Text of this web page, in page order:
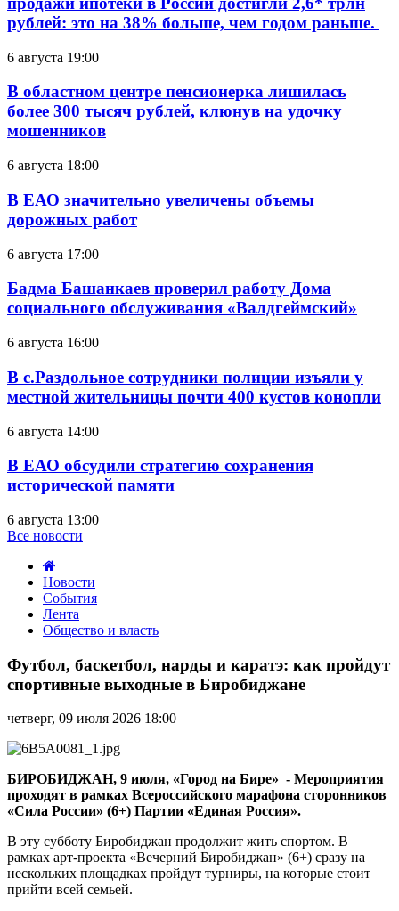
рублей: это на 38% больше, чем годом раньше.
6 августа 19:00
В областном центре пенсионерка лишилась
более 300 тысяч рублей, клюнув на удочку
мошенников
6 августа 18:00
В ЕАО значительно увеличены объемы
дорожных работ
6 августа 17:00
Бадма Башанкаев проверил работу Дома
социального обслуживания «Валдгеймский»
6 августа 16:00
В с.Раздольное сотрудники полиции изъяли у
местной жительницы почти 400 кустов конопли
6 августа 14:00
В ЕАО обсудили стратегию сохранения
исторической памяти
6 августа 13:00
Все новости
Новости
События
Лента
Общество и власть
баскетбол,
нарды
и
как
пройдут
спортивные
выходные
в
Биробиджане
Футбол, баскетбол, нарды и каратэ: как пройдут
спортивные выходные в Биробиджане
четверг, 09 июля 2026 18:00
БИРОБИДЖАН, 9 июля, «Город на Бире» - Мероприятия
проходят в рамках Всероссийского марафона сторонников
«Сила России» (6+) Партии «Единая Россия».
В эту субботу Биробиджан продолжит жить спортом. В
рамках арт-проекта «Вечерний Биробиджан» (6+) сразу на
нескольких площадках пройдут турниры, на которые стоит
прийти всей семьей.